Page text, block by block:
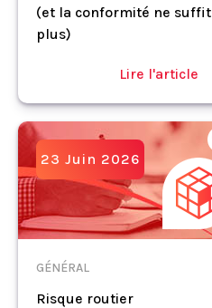
(et la conformité ne suffit
plus)
Lire l'article
23 Juin 2026
GÉNÉRAL
Risque routier